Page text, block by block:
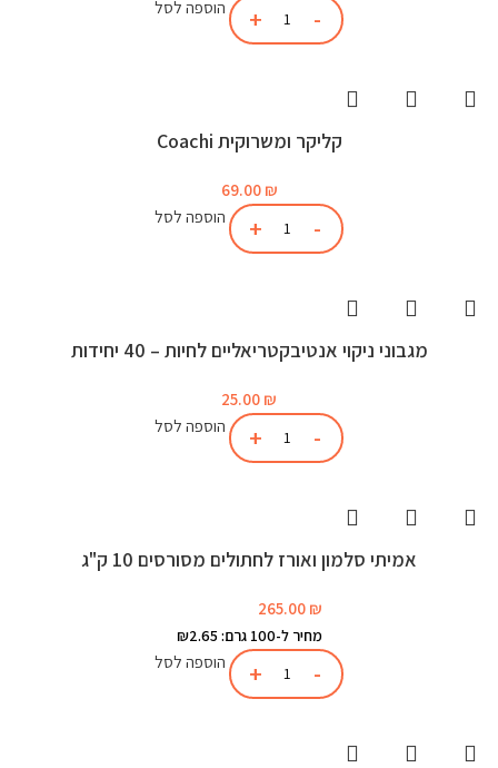
הוספה לסל
קליקר ומשרוקית Coachi
69.00 ₪
הוספה לסל
מגבוני ניקוי אנטיבקטריאליים לחיות – 40 יחידות
25.00 ₪
הוספה לסל
אמיתי סלמון ואורז לחתולים מסורסים 10 ק"ג
265.00 ₪
מחיר ל-100 גרם: ₪2.65
הוספה לסל